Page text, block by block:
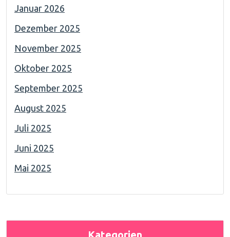
Januar 2026
Dezember 2025
November 2025
Oktober 2025
September 2025
August 2025
Juli 2025
Juni 2025
Mai 2025